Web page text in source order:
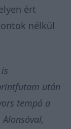
ért
nélkül
után
tempó a